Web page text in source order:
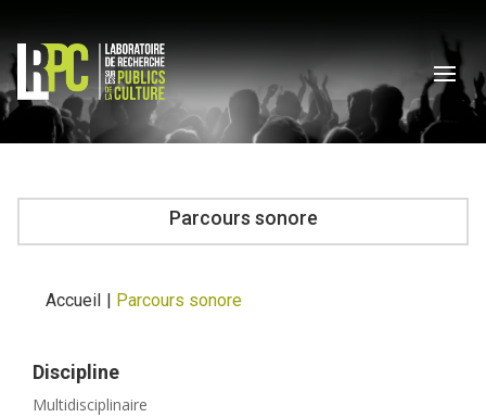
Parcours sonore
Accueil | Parcours sonore
Discipline
Multidisciplinaire